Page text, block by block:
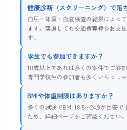
健康診断（スクリーニング）で落
血圧・体重・血液検査の結果によっ
ます。落選しても交通費実費をお支
す。
学生でも参加できますか？
18歳以上であれば多くの案件でご参
専門学校生の参加者も多くいらっしゃ
BMIや体重制限はありますか？
多くの試験でBMI 18.5〜24.9が目安
ため、詳細ページをご確認ください。